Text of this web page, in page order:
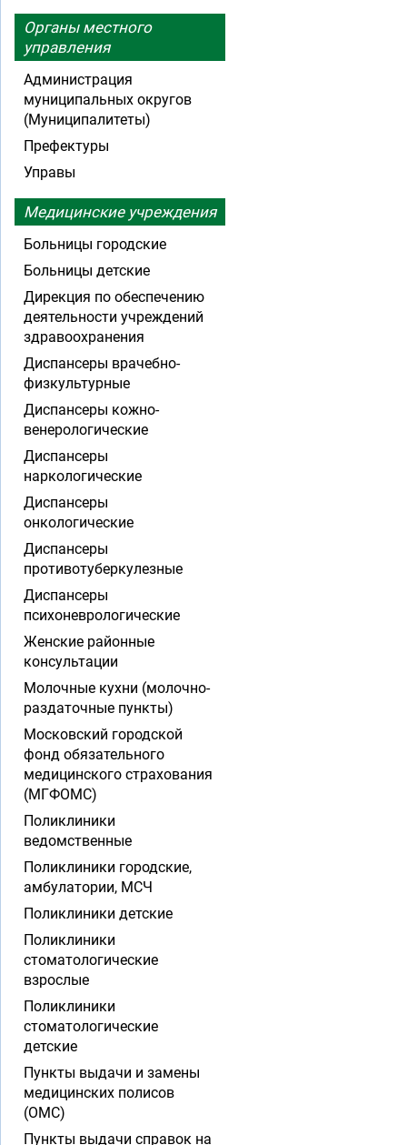
Органы местного
управления
Администрация
муниципальных округов
(Муниципалитеты)
Префектуры
Управы
Медицинские учреждения
Больницы городские
Больницы детские
Дирекция по обеспечению
деятельности учреждений
здравоохранения
Диспансеры врачебно-
физкультурные
Диспансеры кожно-
венерологические
Диспансеры
наркологические
Диспансеры
онкологические
Диспансеры
противотуберкулезные
Диспансеры
психоневрологические
Женские районные
консультации
Молочные кухни (молочно-
раздаточные пункты)
Московский городской
фонд обязательного
медицинского страхования
(МГФОМС)
Поликлиники
ведомственные
Поликлиники городские,
амбулатории, МСЧ
Поликлиники детские
Поликлиники
стоматологические
взрослые
Поликлиники
стоматологические
детские
Пункты выдачи и замены
медицинских полисов
(ОМС)
Пункты выдачи справок на